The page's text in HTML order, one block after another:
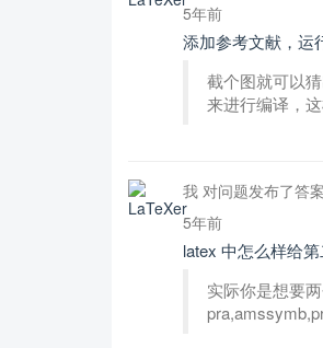
5年前
添加参考文献，运
截个图就可以
来进行编译，
我 对问题发布了答案
5年前
latex 中怎么样给
实际你是想要